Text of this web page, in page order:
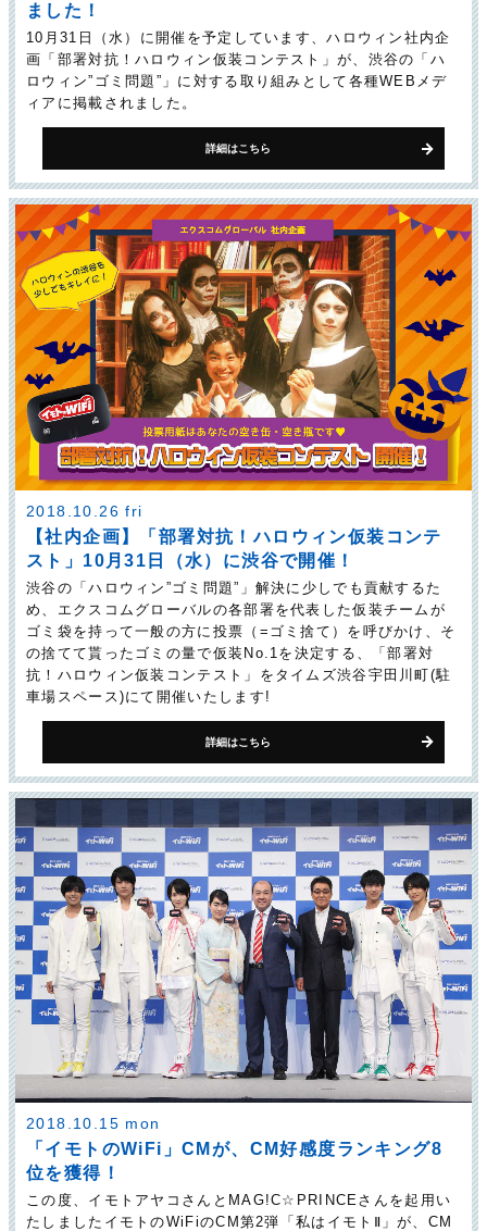
ました！
10月31日（水）に開催を予定しています、ハロウィン社内企
画「部署対抗！ハロウィン仮装コンテスト」が、渋谷の「ハ
ロウィン”ゴミ問題”」に対する取り組みとして各種WEBメデ
ィアに掲載されました。
詳細はこちら
2018.10.26 fri
【社内企画】「部署対抗！ハロウィン仮装コンテ
スト」10月31日（水）に渋谷で開催！
渋谷の「ハロウィン”ゴミ問題”」解決に少しでも貢献するた
め、エクスコムグローバルの各部署を代表した仮装チームが
ゴミ袋を持って一般の方に投票（=ゴミ捨て）を呼びかけ、そ
の捨てて貰ったゴミの量で仮装No.1を決定する、「部署対
抗！ハロウィン仮装コンテスト」をタイムズ渋谷宇田川町(駐
車場スペース)にて開催いたします!
詳細はこちら
2018.10.15 mon
「イモトのWiFi」CMが、CM好感度ランキング8
位を獲得！
この度、イモトアヤコさんとMAG!C☆PRINCEさんを起用い
たしましたイモトのWiFiのCM第2弾「私はイモトⅡ」が、CM